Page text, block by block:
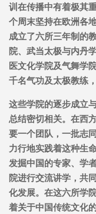
训在传播中有着极其
个周末坚持在欧洲各
成立了六所三年制的
院、武当太极与内丹
医文化学院及气舞学
千名气功及太极教练
这些学院的逐步成立
总结密切相关。在西
要一个团队，一批志
力行地实践着这种生
发掘中国的专家、学
院进行交流讲学，共
化发展。在这六所学
着关于中国传统文化